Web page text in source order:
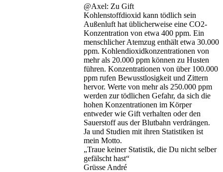
@Axel: Zu Gift
Kohlenstoffdioxid kann tödlich sein
Außenluft hat üblicherweise eine CO2-
Konzentration von etwa 400 ppm. Ein
menschlicher Atemzug enthält etwa 30.000
ppm. Kohlendioxidkonzentrationen von
mehr als 20.000 ppm können zu Husten
führen. Konzentrationen von über 100.000
ppm rufen Bewusstlosigkeit und Zittern
hervor. Werte von mehr als 250.000 ppm
werden zur tödlichen Gefahr, da sich die
hohen Konzentrationen im Körper
entweder wie Gift verhalten oder den
Sauerstoff aus der Blutbahn verdrängen.
Ja und Studien mit ihren Statistiken ist
mein Motto.
„Traue keiner Statistik, die Du nicht selber
gefälscht hast“
Grüsse André